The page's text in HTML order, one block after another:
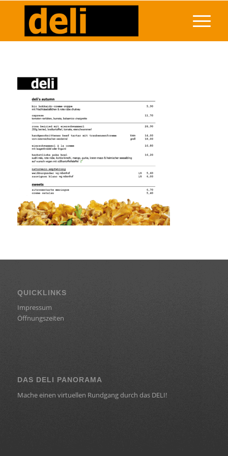
QUICKLINKS
Impressum
Öffnungszeiten
DAS DELI PANORAMA
Mache einen virtuellen Rundgang durch das DELI!